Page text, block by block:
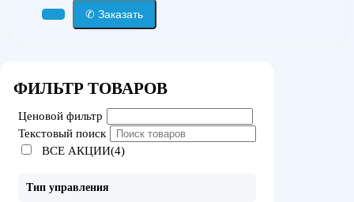
✆ Заказать
ФИЛЬТР ТОВАРОВ
Ценовой фильтр
Текстовый поиск
ВСЕ АКЦИИ(4)
Тип управления